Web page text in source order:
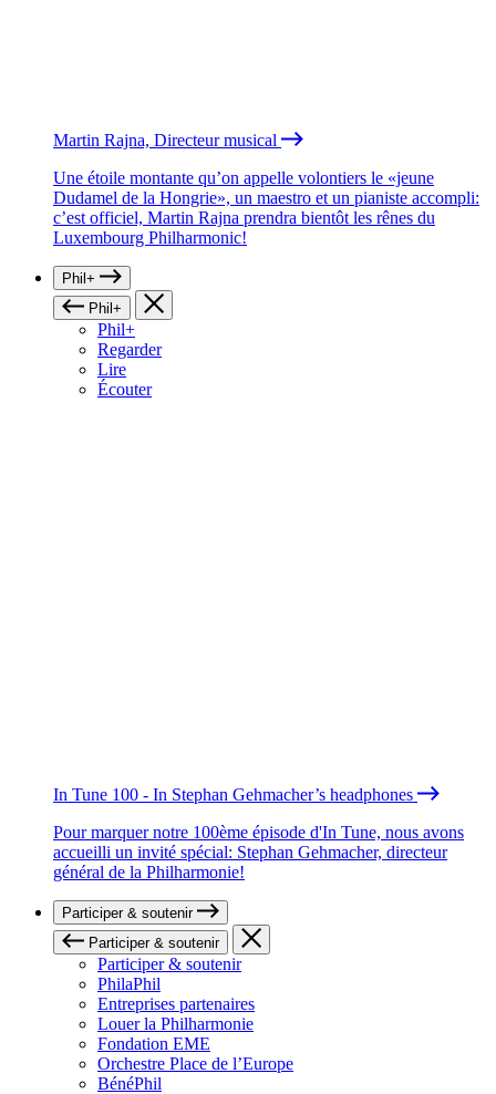
Martin Rajna, Directeur musical
Une étoile montante qu’on appelle volontiers le «jeune
Dudamel de la Hongrie», un maestro et un pianiste accompli:
c’est officiel, Martin Rajna prendra bientôt les rênes du
Luxembourg Philharmonic!
Phil+
Phil+
Phil+
Regarder
Lire
Écouter
In Tune 100 - In Stephan Gehmacher’s headphones
Pour marquer notre 100ème épisode d'In Tune, nous avons
accueilli un invité spécial: Stephan Gehmacher, directeur
général de la Philharmonie!
Participer & soutenir
Participer & soutenir
Participer & soutenir
PhilaPhil
Entreprises partenaires
Louer la Philharmonie
Fondation EME
Orchestre Place de l’Europe
BénéPhil